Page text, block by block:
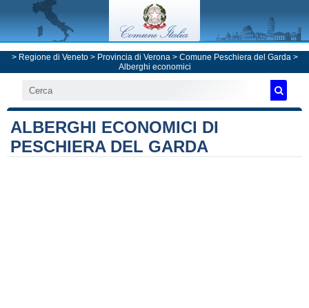
> Regione di Veneto> Provincia di Verona> Comune Peschiera del Garda>
Alberghi economici
ALBERGHI ECONOMICI DI
PESCHIERA DEL GARDA